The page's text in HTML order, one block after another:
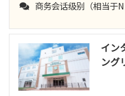
商务会话级别（相当于
イン
ング